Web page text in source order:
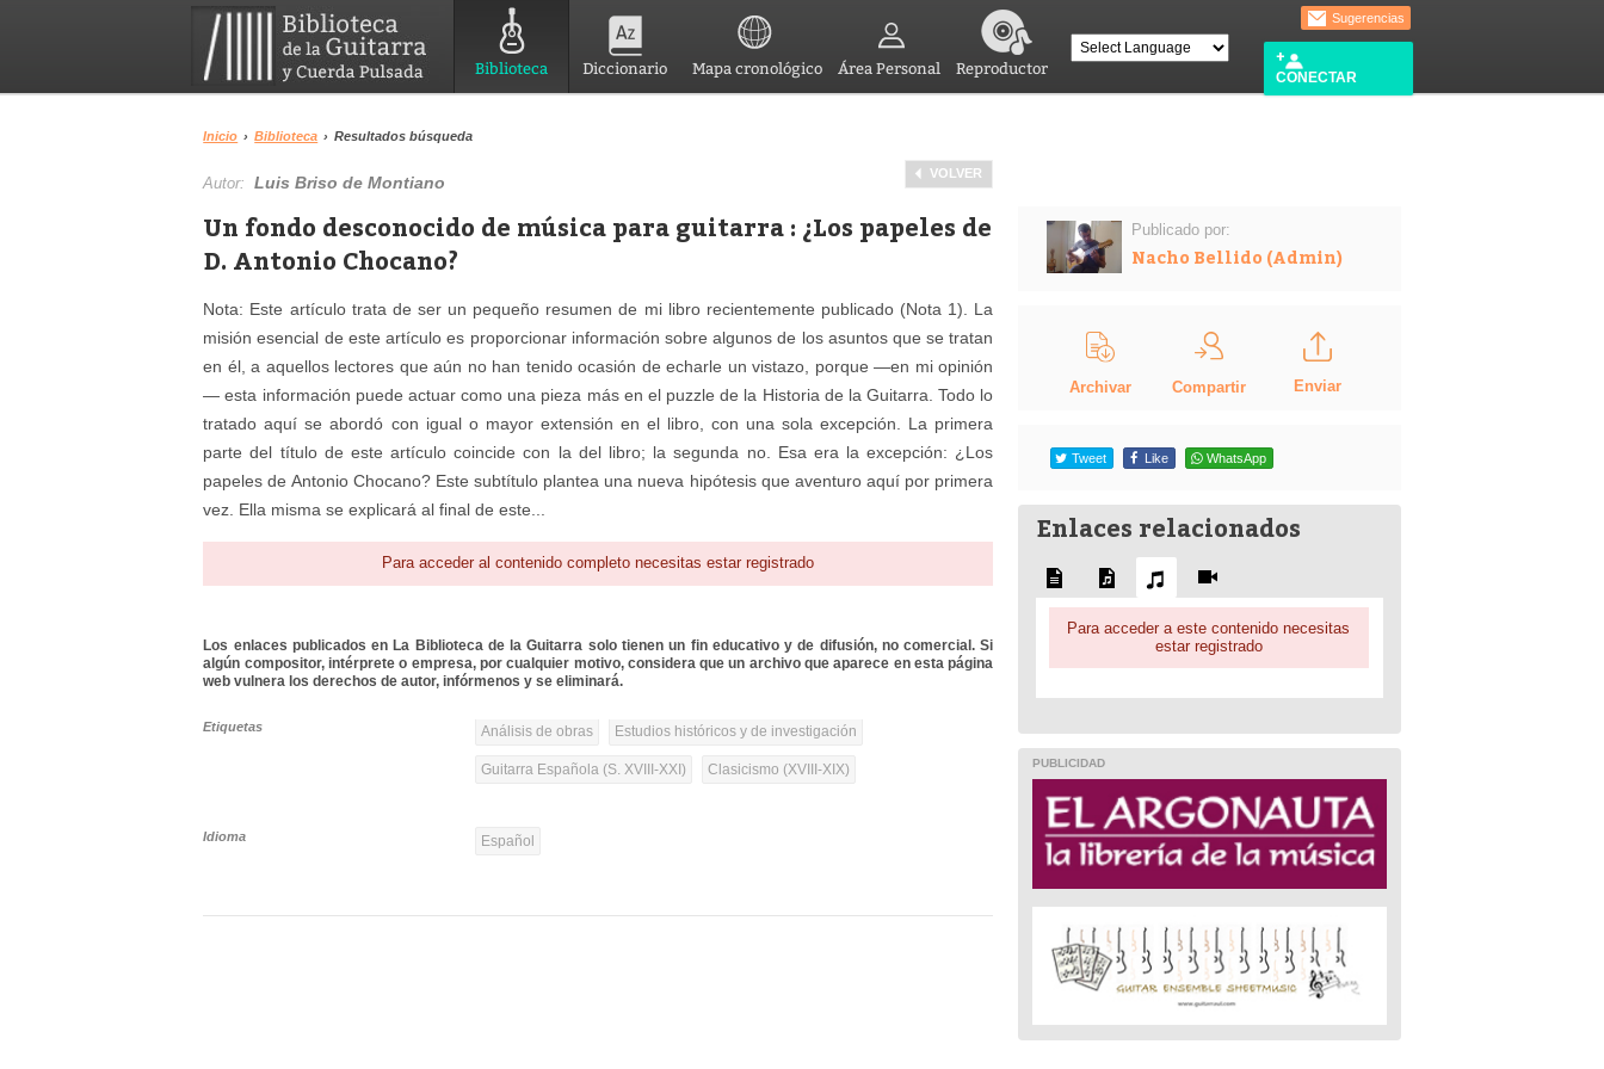
Biblioteca Diccionario Mapa cronológico Área Personal Reproductor
Sugerencias
CONECTAR
Inicio › Biblioteca › Resultados búsqueda
VOLVER
Autor:Luis Briso de Montiano
Un fondo desconocido de música para guitarra : ¿Los papeles de
D. Antonio Chocano?
Nota: Este artículo trata de ser un pequeño resumen de mi libro recientemente publicado (Nota 1). La
misión esencial de este artículo es proporcionar información sobre algunos de los asuntos que se tratan
en él, a aquellos lectores que aún no han tenido ocasión de echarle un vistazo, porque —en mi opinión
— esta información puede actuar como una pieza más en el puzzle de la Historia de la Guitarra. Todo lo
tratado aquí se abordó con igual o mayor extensión en el libro, con una sola excepción. La primera
parte del título de este artículo coincide con la del libro; la segunda no. Esa era la excepción: ¿Los
papeles de Antonio Chocano? Este subtítulo plantea una nueva hipótesis que aventuro aquí por primera
vez. Ella misma se explicará al final de este...
Para acceder al contenido completo necesitas estar registrado
Los enlaces publicados en La Biblioteca de la Guitarra solo tienen un fin educativo y de difusión, no comercial. Si
algún compositor, intérprete o empresa, por cualquier motivo, considera que un archivo que aparece en esta página
web vulnera los derechos de autor, infórmenos y se eliminará.
Etiquetas Análisis de obras Estudios históricos y de investigación
Guitarra Española (S. XVIII-XXI) Clasicismo (XVIII-XIX)
Idioma Español
Publicado por:
Nacho Bellido (Admin)
Archivar Compartir Enviar
Tweet Like WhatsApp
Enlaces relacionados
Para acceder a este contenido necesitas
estar registrado
PUBLICIDAD